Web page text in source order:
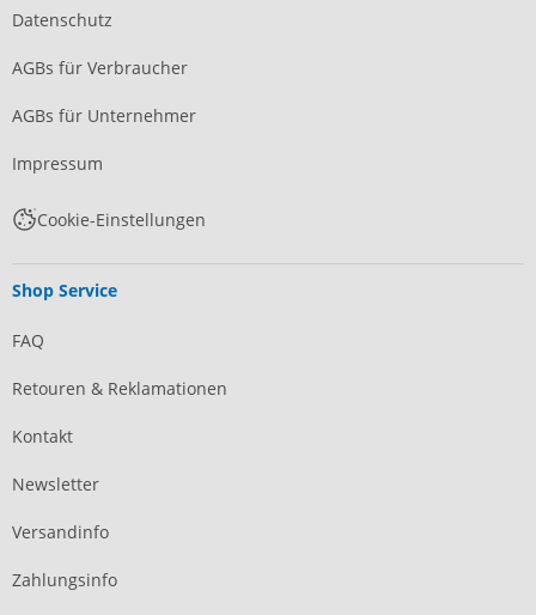
Datenschutz
AGBs für Verbraucher
AGBs für Unternehmer
Impressum
Cookie-Einstellungen
Shop Service
FAQ
Retouren & Reklamationen
Kontakt
Newsletter
Versandinfo
Zahlungsinfo